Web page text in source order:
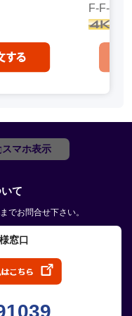
F-F-SP
スマホ表示
て
でお問合せ下さい。
窓口